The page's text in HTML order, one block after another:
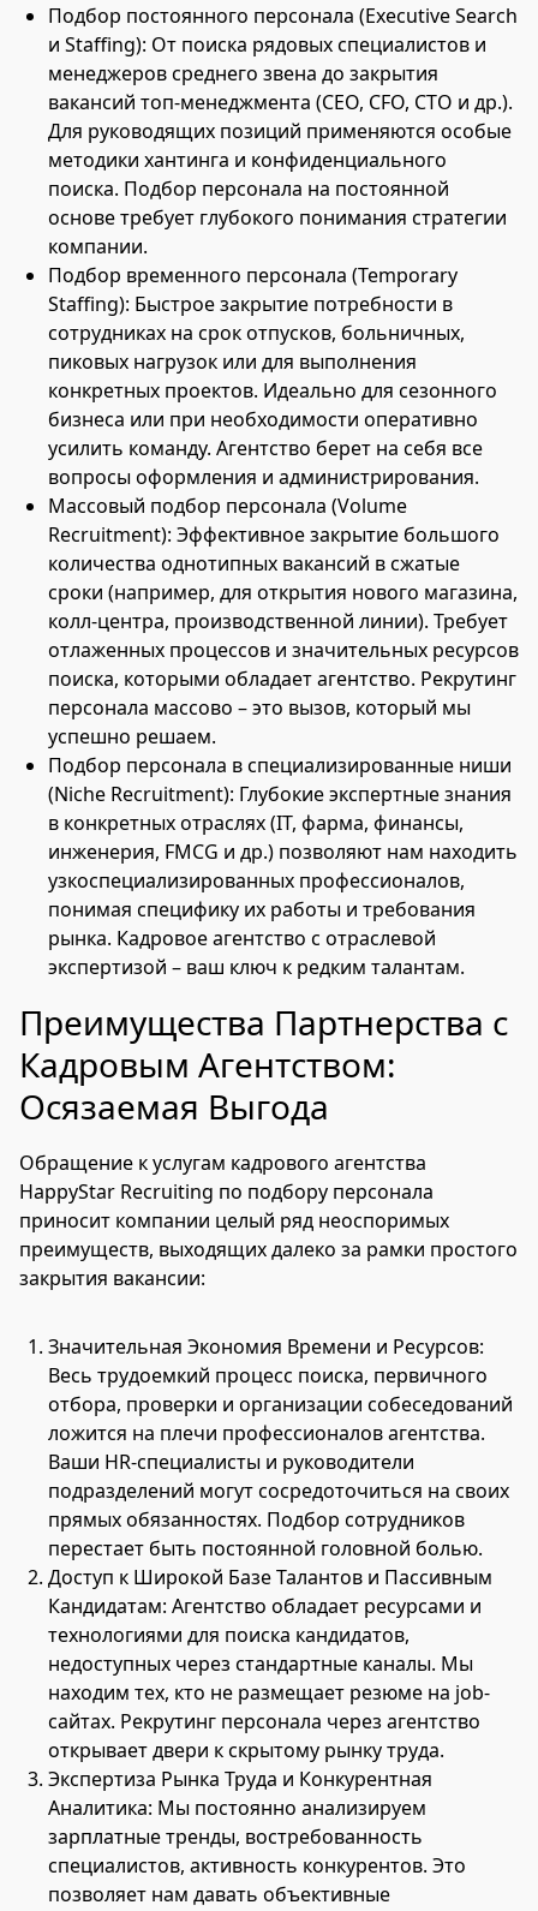
Подбор постоянного персонала (Executive Search
и Staffing): От поиска рядовых специалистов и
менеджеров среднего звена до закрытия
вакансий топ-менеджмента (CEO, CFO, CTO и др.).
Для руководящих позиций применяются особые
методики хантинга и конфиденциального
поиска. Подбор персонала на постоянной
основе требует глубокого понимания стратегии
компании.
Подбор временного персонала (Temporary
Staffing): Быстрое закрытие потребности в
сотрудниках на срок отпусков, больничных,
пиковых нагрузок или для выполнения
конкретных проектов. Идеально для сезонного
бизнеса или при необходимости оперативно
усилить команду. Агентство берет на себя все
вопросы оформления и администрирования.
Массовый подбор персонала (Volume
Recruitment): Эффективное закрытие большого
количества однотипных вакансий в сжатые
сроки (например, для открытия нового магазина,
колл-центра, производственной линии). Требует
отлаженных процессов и значительных ресурсов
поиска, которыми обладает агентство. Рекрутинг
персонала массово – это вызов, который мы
успешно решаем.
Подбор персонала в специализированные ниши
(Niche Recruitment): Глубокие экспертные знания
в конкретных отраслях (IT, фарма, финансы,
инженерия, FMCG и др.) позволяют нам находить
узкоспециализированных профессионалов,
понимая специфику их работы и требования
рынка. Кадровое агентство с отраслевой
экспертизой – ваш ключ к редким талантам.
Преимущества Партнерства с
Кадровым Агентством:
Осязаемая Выгода
Обращение к услугам кадрового агентства
HappyStar Recruiting по подбору персонала
приносит компании целый ряд неоспоримых
преимуществ, выходящих далеко за рамки простого
закрытия вакансии:
Значительная Экономия Времени и Ресурсов:
Весь трудоемкий процесс поиска, первичного
отбора, проверки и организации собеседований
ложится на плечи профессионалов агентства.
Ваши HR-специалисты и руководители
подразделений могут сосредоточиться на своих
прямых обязанностях. Подбор сотрудников
перестает быть постоянной головной болью.
Доступ к Широкой Базе Талантов и Пассивным
Кандидатам: Агентство обладает ресурсами и
технологиями для поиска кандидатов,
недоступных через стандартные каналы. Мы
находим тех, кто не размещает резюме на job-
сайтах. Рекрутинг персонала через агентство
открывает двери к скрытому рынку труда.
Экспертиза Рынка Труда и Конкурентная
Аналитика: Мы постоянно анализируем
зарплатные тренды, востребованность
специалистов, активность конкурентов. Это
позволяет нам давать объективные